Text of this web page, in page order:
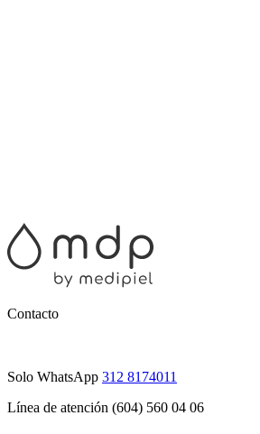
Contacto
Solo WhatsApp 312 8174011
Línea de atención (604) 560 04 06